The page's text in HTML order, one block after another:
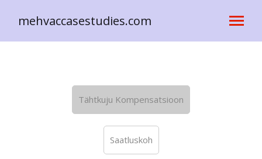
mehvaccasestudies.com
Tähtkuju Kompensatsioon
Saatluskoh